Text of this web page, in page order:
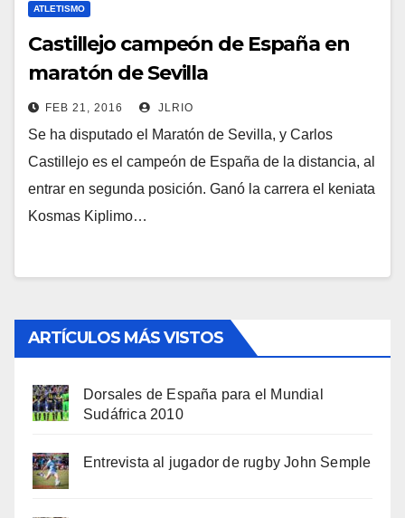
ATLETISMO
Castillejo campeón de España en
maratón de Sevilla
FEB 21, 2016 JLRIO
Se ha disputado el Maratón de Sevilla, y Carlos
Castillejo es el campeón de España de la distancia, al
entrar en segunda posición. Ganó la carrera el keniata
Kosmas Kiplimo…
ARTÍCULOS MÁS VISTOS
Dorsales de España para el Mundial
Sudáfrica 2010
Entrevista al jugador de rugby John Semple